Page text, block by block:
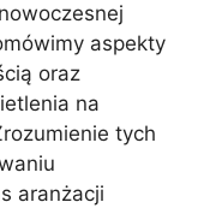
aspekty
oraz
na
tych
aranżacji